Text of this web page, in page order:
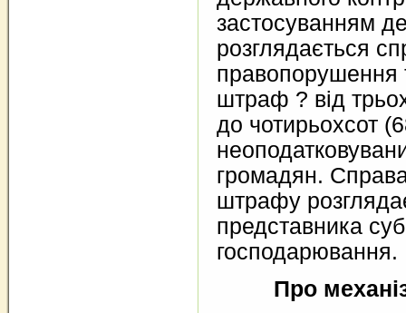
застосуванням
розглядається
правопорушення
штраф ? від
до чотирьохсот
громадян.
штрафу
представника
господарювання.
Про